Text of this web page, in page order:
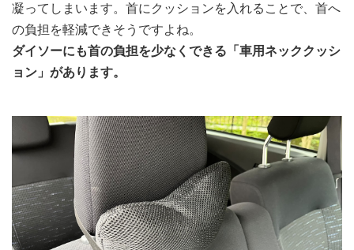
凝ってしまいます。首にクッションを入れることで、首へ
の負担を軽減できそうですよね。
ダイソーにも首の負担を少なくできる「車用ネッククッシ
ョン」があります。